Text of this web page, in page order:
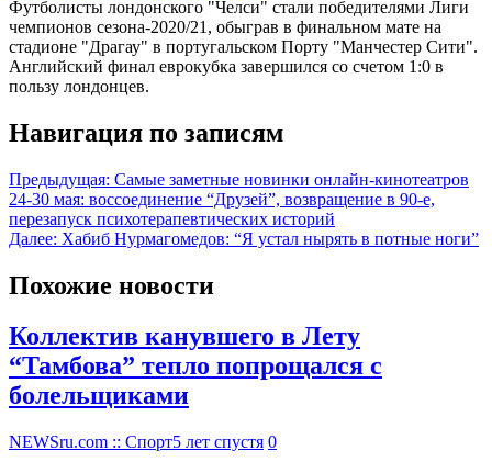
Футболисты лондонского "Челси" стали победителями Лиги
чемпионов сезона-2020/21, обыграв в финальном мате на
стадионе "Драгау" в португальском Порту "Манчестер Сити".
Английский финал еврокубка завершился со счетом 1:0 в
пользу лондонцев.
Навигация по записям
Предыдущая: Самые заметные новинки онлайн-кинотеатров
24-30 мая: воссоединение “Друзей”, возвращение в 90-е,
перезапуск психотерапевтических историй
Далее: Хабиб Нурмагомедов: “Я устал нырять в потные ноги”
Похожие новости
Коллектив канувшего в Лету
“Тамбова” тепло попрощался с
болельщиками
NEWSru.com :: Спорт5 лет спустя 0